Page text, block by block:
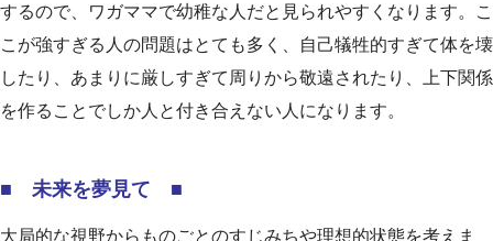
するので、ワガママで幼稚な人だと見られやすくなります。こ
こが強すぎる人の問題はとても多く、自己犠牲的すぎて体を壊
したり、あまりに厳しすぎて周りから敬遠されたり、上下関係
を作ることでしか人と付き合えない人になります。
■ 未来を夢見て ■
大局的な視野からものごとのすじみちや理想的状態を考えま